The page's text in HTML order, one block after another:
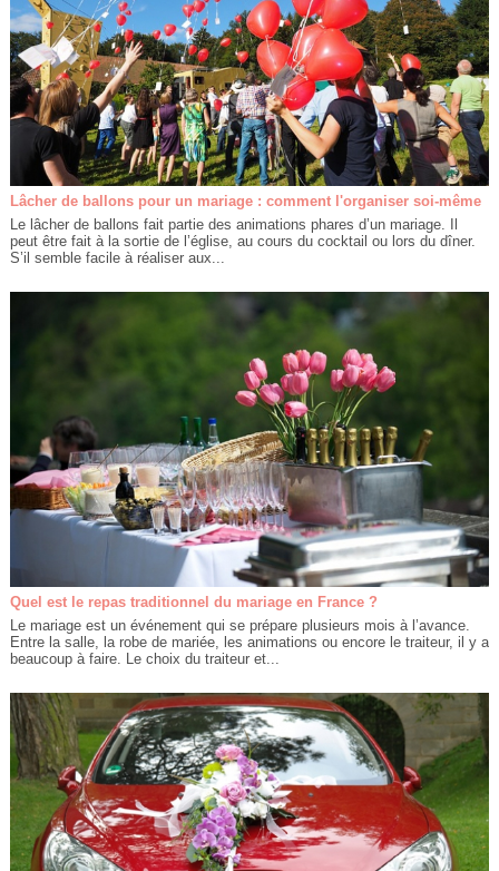
Lâcher de ballons pour un mariage : comment l'organiser soi-même
Le lâcher de ballons fait partie des animations phares d’un mariage. Il
peut être fait à la sortie de l’église, au cours du cocktail ou lors du dîner.
S’il semble facile à réaliser aux...
Quel est le repas traditionnel du mariage en France ?
Le mariage est un événement qui se prépare plusieurs mois à l’avance.
Entre la salle, la robe de mariée, les animations ou encore le traiteur, il y a
beaucoup à faire. Le choix du traiteur et...